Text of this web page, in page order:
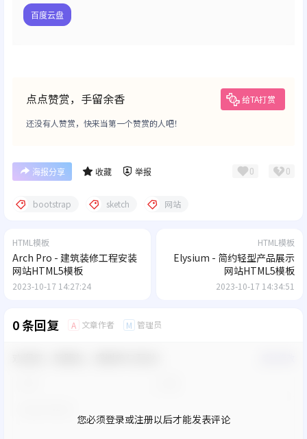
百度云盘
点点赞赏，手留余香 给TA打赏
还没有人赞赏，快来当第一个赞赏的人吧！
海报分享 收藏 举报 0 0
bootstrap sketch 网站
HTML模板
Arch Pro - 建筑装修工程安装
网站HTML5模板
2023-10-17 14:27:24
HTML模板
Elysium - 简约轻型产品展示
网站HTML5模板
2023-10-17 14:34:51
0 条回复 A 文章作者 M 管理员
您必须登录或注册以后才能发表评论